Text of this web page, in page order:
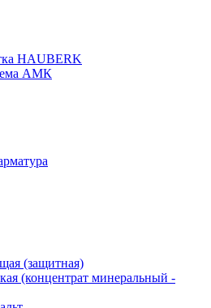
HAUBERK
АМК
(защитная)
(концентрат минеральный -